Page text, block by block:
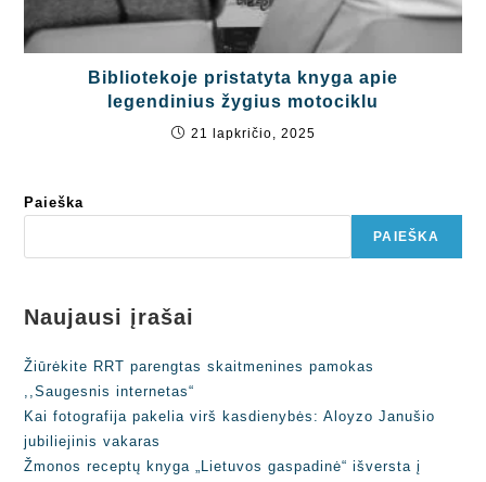
Bibliotekoje pristatyta knyga apie
legendinius žygius motociklu
21 lapkričio, 2025
Paieška
PAIEŠKA
Naujausi įrašai
Žiūrėkite RRT parengtas skaitmenines pamokas
,,Saugesnis internetas“
Kai fotografija pakelia virš kasdienybės: Aloyzo Janušio
jubiliejinis vakaras
Žmonos receptų knyga „Lietuvos gaspadinė“ išversta į